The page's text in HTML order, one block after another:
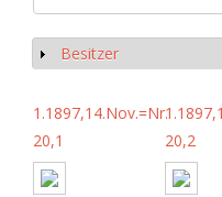
Anzeigen
Besitzer
1.1897,14.Nov.=Nr.
20,1
20,2